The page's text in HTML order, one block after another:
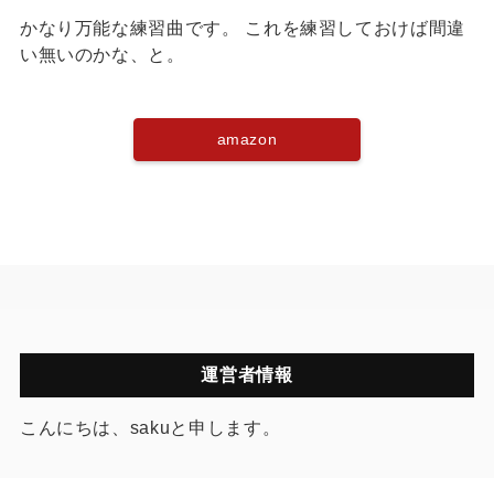
かなり万能な練習曲です。 これを練習しておけば間違
い無いのかな、と。
amazon
運営者情報
こんにちは、sakuと申します。